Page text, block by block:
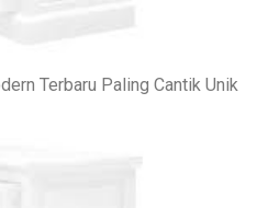
Terbaru Paling Cantik Unik